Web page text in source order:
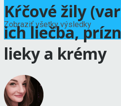
Zobraziť všetky výsledky
Kŕčové žily
ich liečba,
lieky a krémy